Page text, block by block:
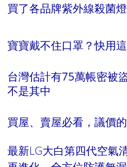
買了各品牌紫外線殺菌
寶寶戴不住口罩？快用
台灣估計有75萬帳密被
不是其中
買屋、賣屋必看，議價
最新LG大白第四代空氣